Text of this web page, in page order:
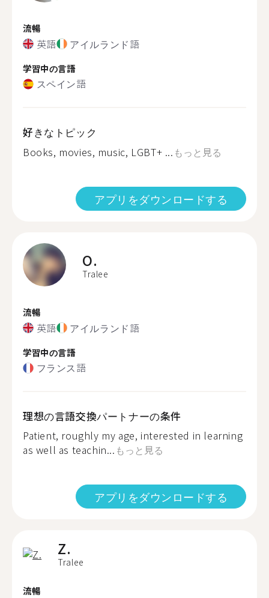
流暢
英語 アイルランド語
学習中の言語
スペイン語
好きなトピック
Books, movies, music, LGBT+ ️... もっと見る
アプリをダウンロードする
O.
Tralee
流暢
英語 アイルランド語
学習中の言語
フランス語
理想の言語交換パートナーの条件
Patient, roughly my age, interested in learning
as well as teachin... もっと見る
アプリをダウンロードする
Z.
Tralee
流暢